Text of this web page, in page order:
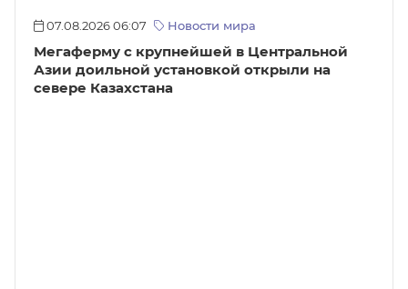
07.08.2026 06:07 Новости мира
Мегаферму с крупнейшей в Центральной
Азии доильной установкой открыли на
севере Казахстана